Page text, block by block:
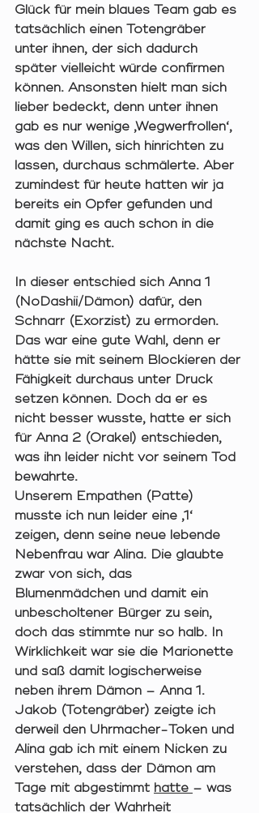
Glück für mein blaues Team gab es
tatsächlich einen Totengräber
unter ihnen, der sich dadurch
später vielleicht würde confirmen
können. Ansonsten hielt man sich
lieber bedeckt, denn unter ihnen
gab es nur wenige ‚Wegwerfrollen‘,
was den Willen, sich hinrichten zu
lassen, durchaus schmälerte. Aber
zumindest für heute hatten wir ja
bereits ein Opfer gefunden und
damit ging es auch schon in die
nächste Nacht.
In dieser entschied sich Anna 1
(NoDashii/Dämon) dafür, den
Schnarr (Exorzist) zu ermorden.
Das war eine gute Wahl, denn er
hätte sie mit seinem Blockieren der
Fähigkeit durchaus unter Druck
setzen können. Doch da er es
nicht besser wusste, hatte er sich
für Anna 2 (Orakel) entschieden,
was ihn leider nicht vor seinem Tod
bewahrte.
Unserem Empathen (Patte)
musste ich nun leider eine ‚1‘
zeigen, denn seine neue lebende
Nebenfrau war Alina. Die glaubte
zwar von sich, das
Blumenmädchen und damit ein
unbescholtener Bürger zu sein,
doch das stimmte nur so halb. In
Wirklichkeit war sie die Marionette
und saß damit logischerweise
neben ihrem Dämon – Anna 1.
Jakob (Totengräber) zeigte ich
derweil den Uhrmacher-Token und
Alina gab ich mit einem Nicken zu
verstehen, dass der Dämon am
Tage mit abgestimmt hatte – was
tatsächlich der Wahrheit